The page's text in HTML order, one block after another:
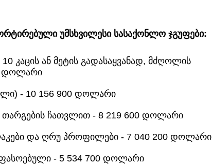
უმსხვილესი სასაქონლო ჯგუფები:
კაცის ან მეტის გადასაყვანად, მძღოლის
დოლარი
- 10 156 900 დოლარი
თარგების ჩათვლით - 8 219 600 დოლარი
და ღრუ პროფილები - 7 040 200 დოლარი
- 5 534 700 დოლარი